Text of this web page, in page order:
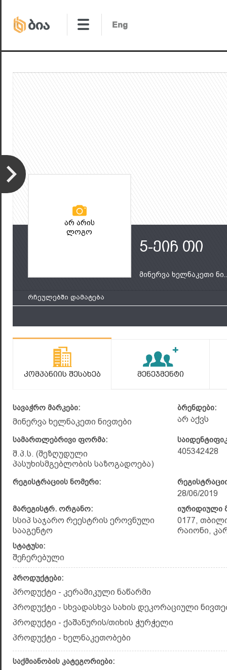
არ არის
ლოგო
5-ეიჩ თი
მინერვა ხელნაკეთი
რჩეულებში დამატება
Კომპანიის Შესახებ Მენეჯმენტი
სავაჭრო მარკები:
მინერვა ხელნაკეთი ნივთები
ბრენდები:
არ აქვს
სამართლებრივი ფორმა:
შ.პ.ს. (შეზღუდული
პასუხისმგებლობის საზოგადოება)
405342428
რეგისტრაციის ნომერი:
28/06/2019
მარეგისტრ. ორგანო:
სსიპ საჯარო რეესტრის ეროვნული
სააგენტო
იურიდიული
0177,
რაიონი,
სტატუსი:
შეჩერებული
პროდუქტები:
პროდუქტი - კერამიკული ნაწარმი
პროდუქტი - სხვადასხვა სახის დეკორაციული
პროდუქტი - ქაშანურის/თიხის ჭურჭელი
პროდუქტი - ხელნაკეთობები
საქმიანობის კატეგორიები: